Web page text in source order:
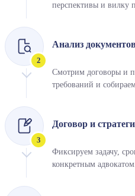
перспективы и вилку
2
Анализ документов
Смотрим договоры и
требований и
3
Договор и
Фиксируем задачу,
конкретным